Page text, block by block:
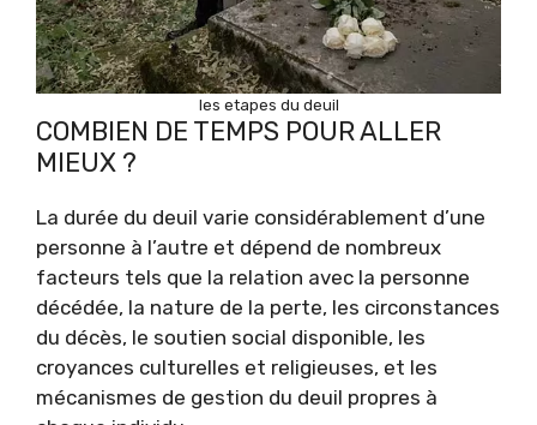
les etapes du deuil
COMBIEN DE TEMPS POUR ALLER
MIEUX ?
La durée du deuil varie considérablement d’une
personne à l’autre et dépend de nombreux
facteurs tels que la relation avec la personne
décédée, la nature de la perte, les circonstances
du décès, le soutien social disponible, les
croyances culturelles et religieuses, et les
mécanismes de gestion du deuil propres à